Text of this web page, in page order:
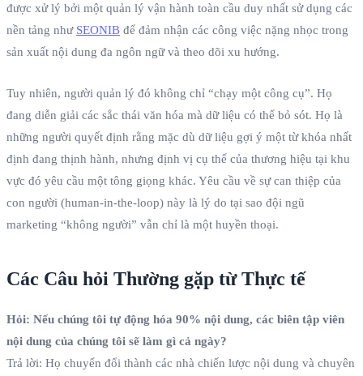
được xử lý bởi một quản lý vận hành toàn cầu duy nhất sử dụng các
nền tảng như SEONIB để đảm nhận các công việc nặng nhọc trong
sản xuất nội dung đa ngôn ngữ và theo dõi xu hướng.
Tuy nhiên, người quản lý đó không chỉ “chạy một công cụ”. Họ
đang diễn giải các sắc thái văn hóa mà dữ liệu có thể bỏ sót. Họ là
những người quyết định rằng mặc dù dữ liệu gợi ý một từ khóa nhất
định đang thịnh hành, nhưng định vị cụ thể của thương hiệu tại khu
vực đó yêu cầu một tông giọng khác. Yêu cầu về sự can thiệp của
con người (human-in-the-loop) này là lý do tại sao đội ngũ
marketing “không người” vẫn chỉ là một huyền thoại.
Các Câu hỏi Thường gặp từ Thực tế
Hỏi: Nếu chúng tôi tự động hóa 90% nội dung, các biên tập viên
nội dung của chúng tôi sẽ làm gì cả ngày?
Trả lời: Họ chuyển đổi thành các nhà chiến lược nội dung và chuyên